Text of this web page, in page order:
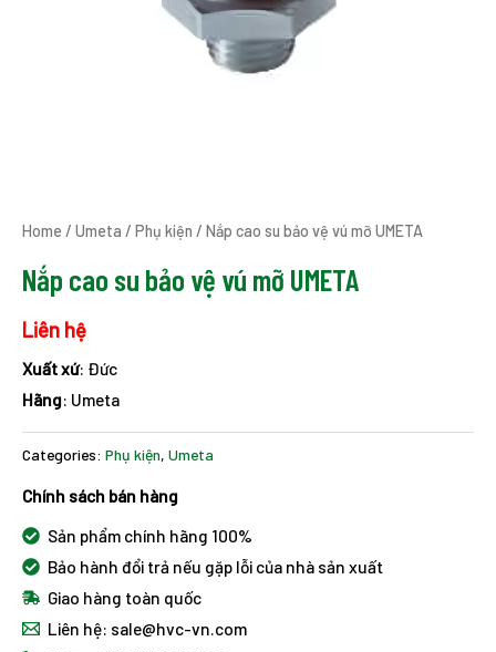
Home / Umeta / Phụ kiện / Nắp cao su bảo vệ vú mỡ UMETA
Nắp cao su bảo vệ vú mỡ UMETA
Liên hệ
Xuất xứ: Đức
Hãng: Umeta
Categories: Phụ kiện, Umeta
Chính sách bán hàng
Sản phẩm chính hãng 100%
Bảo hành đổi trả nếu gặp lỗi của nhà sản xuất
Giao hàng toàn quốc
Liên hệ: sale@hvc-vn.com